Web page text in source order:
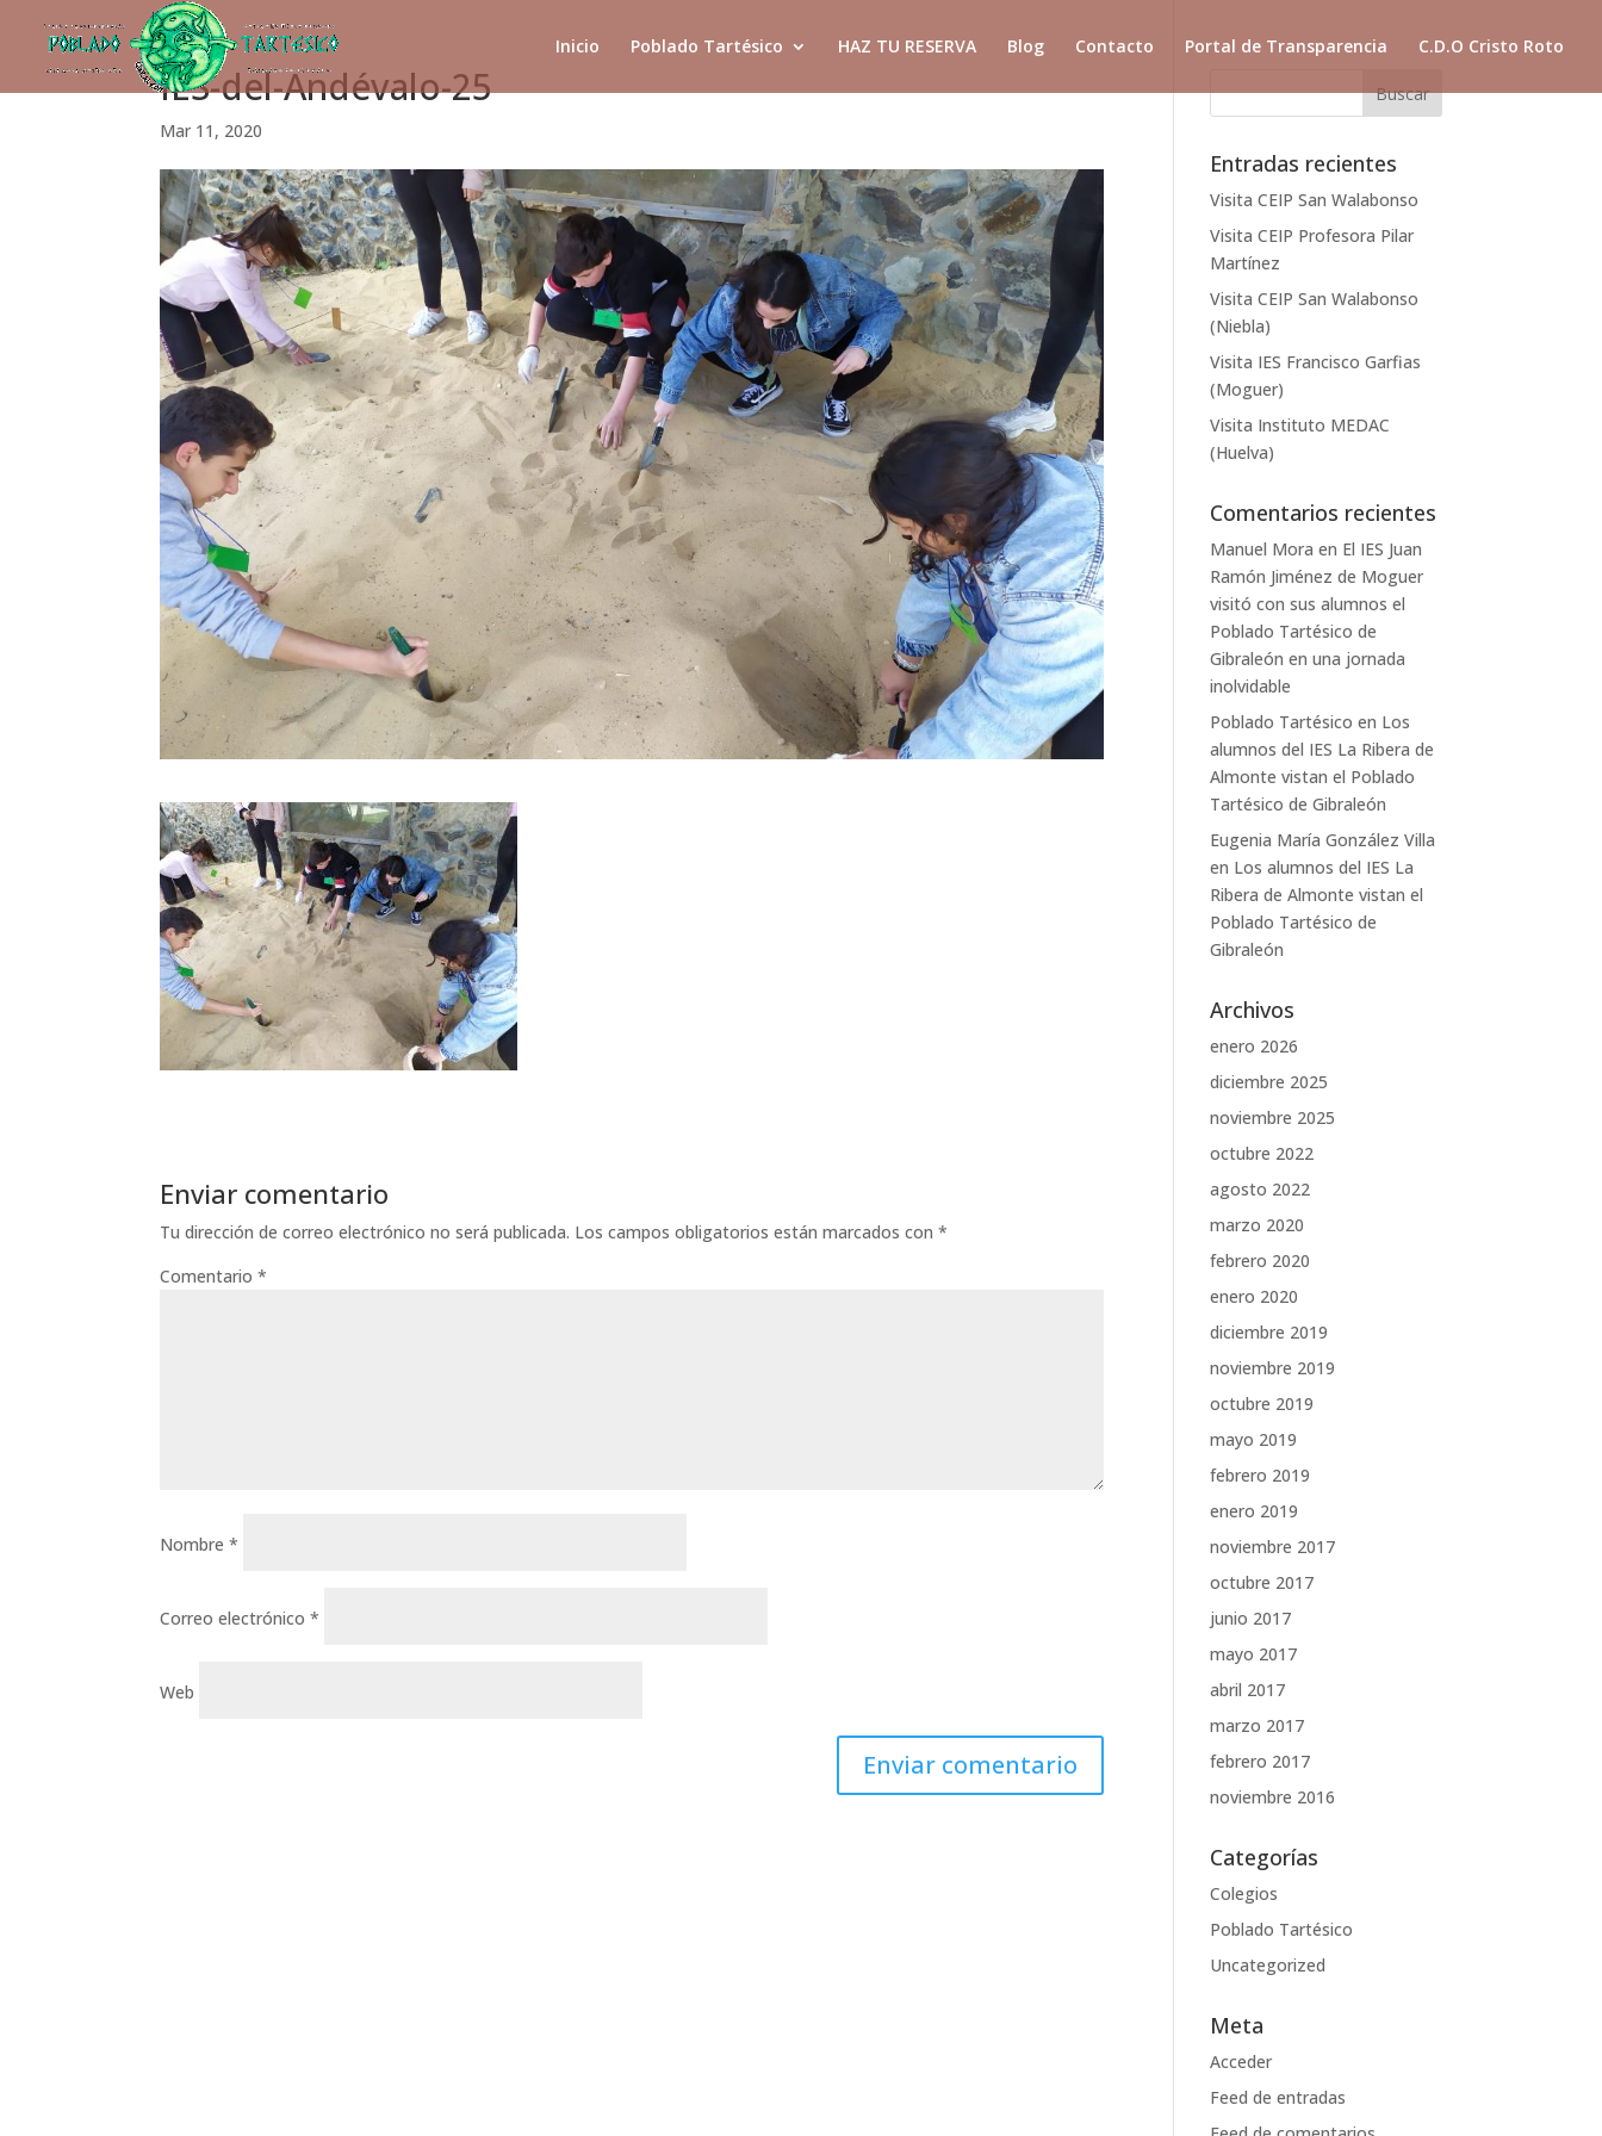
Inicio Poblado Tartésico HAZ TU RESERVA Blog Contacto Portal de Transparencia C.D.O Cristo Roto
IES-del-Andévalo-25
Mar 11, 2020
Enviar comentario
Tu dirección de correo electrónico no será publicada. Los campos obligatorios están marcados con*
Comentario*
Nombre*
Correo electrónico*
Web
Entradas recientes
Visita CEIP San Walabonso
Visita CEIP Profesora Pilar
Martínez
Visita CEIP San Walabonso
(Niebla)
Visita IES Francisco Garfias
(Moguer)
Visita Instituto MEDAC
(Huelva)
Comentarios recientes
Manuel Mora en El IES Juan
Ramón Jiménez de Moguer
visitó con sus alumnos el
Poblado Tartésico de
Gibraleón en una jornada
inolvidable
Poblado Tartésico en Los
alumnos del IES La Ribera de
Almonte vistan el Poblado
Tartésico de Gibraleón
Eugenia María González Villa
en Los alumnos del IES La
Ribera de Almonte vistan el
Poblado Tartésico de
Gibraleón
Archivos
enero 2026
diciembre 2025
noviembre 2025
octubre 2022
agosto 2022
marzo 2020
febrero 2020
enero 2020
diciembre 2019
noviembre 2019
octubre 2019
mayo 2019
febrero 2019
enero 2019
noviembre 2017
octubre 2017
junio 2017
mayo 2017
abril 2017
marzo 2017
febrero 2017
noviembre 2016
Categorías
Colegios
Poblado Tartésico
Uncategorized
Meta
Acceder
Feed de entradas